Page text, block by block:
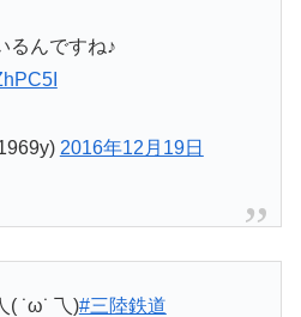
るんですね♪
2016年12月19日
( ˙ω˙ 乁)#三陸鉄道